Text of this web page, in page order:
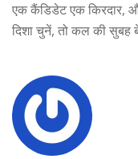
एक कैंडिडेट एक किरदार,
दिशा चुनें, तो कल की सुबह